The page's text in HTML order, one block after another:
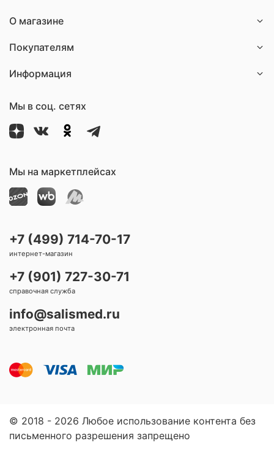
О магазине
Покупателям
Информация
Мы в соц. сетях
Мы на маркетплейсах
+7 (499) 714-70-17
интернет-магазин
+7 (901) 727-30-71
справочная служба
info@salismed.ru
электронная почта
© 2018 - 2026 Любое использование контента без
письменного разрешения запрещено